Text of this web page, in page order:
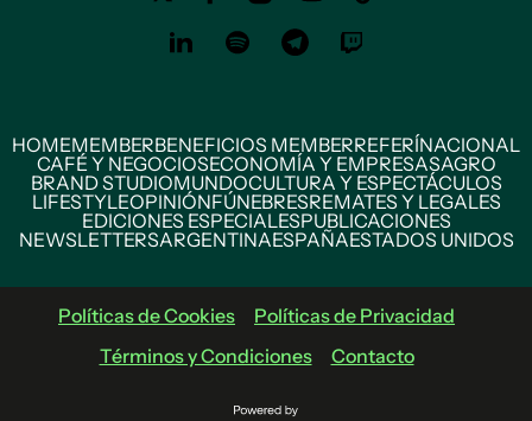
HOMEMEMBERBENEFICIOS MEMBERREFERÍNACIONAL
CAFÉ Y NEGOCIOSECONOMÍA Y EMPRESASAGRO
BRAND STUDIOMUNDOCULTURA Y ESPECTÁCULOS
LIFESTYLEOPINIÓNFÚNEBRESREMATES Y LEGALES
EDICIONES ESPECIALESPUBLICACIONES
NEWSLETTERSARGENTINAESPAÑAESTADOS UNIDOS
Políticas de Cookies
Políticas de Privacidad
Términos y Condiciones
Contacto